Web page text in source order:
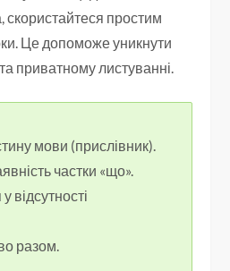
скористайтеся простим
Це допоможе уникнути
приватному листуванні.
мови (прислівник).
частки «що».
відсутності
разом.